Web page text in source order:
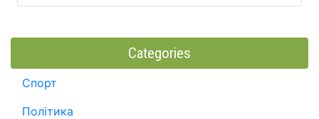
Categories
Спорт
Політика